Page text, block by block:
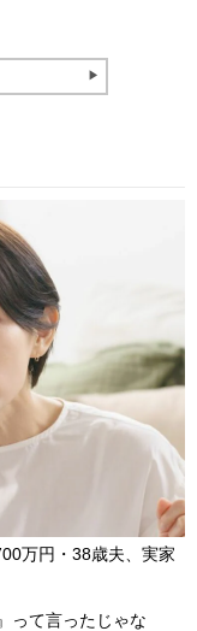
万円・38歳夫、実家
って言ったじゃな